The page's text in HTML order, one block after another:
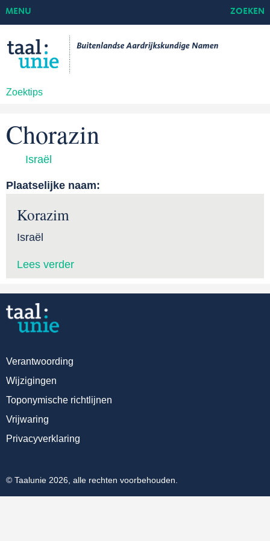
Zoektips
MENU ZOEKEN
Chorazin
Israël
Plaatselijke naam:
Korazim
Israël
Lees verder
Verantwoording
Wijzigingen
Toponymische richtlijnen
Vrijwaring
Privacyverklaring
© Taalunie 2026, alle rechten voorbehouden.